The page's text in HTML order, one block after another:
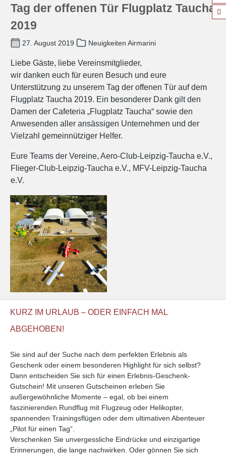
Tag der offenen Tür Flugplatz Taucha
2019
27. August 2019 Neuigkeiten Airmarini
Liebe Gäste, liebe Vereinsmitglieder,
wir danken euch für euren Besuch und eure
Unterstützung zu unserem Tag der offenen Tür auf dem
Flugplatz Taucha 2019. Ein besonderer Dank gilt den
Damen der Cafeteria „Flugplatz Taucha“ sowie den
Anwesenden aller ansässigen Unternehmen und der
Vielzahl gemeinnütziger Helfer.
Eure Teams der Vereine, Aero-Club-Leipzig-Taucha e.V.,
Flieger-Club-Leipzig-Taucha e.V., MFV-Leipzig-Taucha
e.V.
KURZ IM URLAUB – ODER EINFACH MAL
ABGEHOBEN!
Sie sind auf der Suche nach dem perfekten Erlebnis als
Geschenk oder einem besonderen Highlight für sich selbst?
Dann entscheiden Sie sich für einen Erlebnis-Geschenk-
Gutschein! Mit unseren Gutscheinen erleben Sie
außergewöhnliche Momente – egal, ob bei einem
faszinierenden Rundflug mit Flugzeug oder Helikopter,
spannenden Trainingsflügen oder dem ultimativen Abenteuer
„Pilot für einen Tag“.
Verschenken Sie unvergessliche Eindrücke und einzigartige
Erinnerungen, die lange nachwirken. Oder gönnen Sie sich